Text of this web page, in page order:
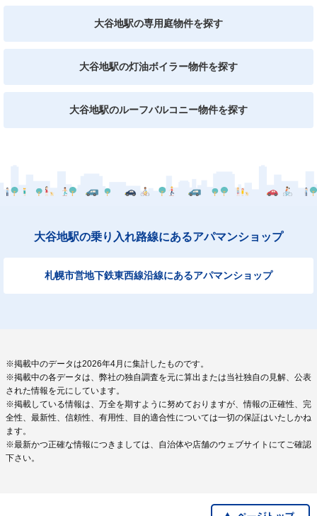
大谷地駅の専用庭物件を探す
大谷地駅の灯油ボイラー物件を探す
大谷地駅のルーフバルコニー物件を探す
大谷地駅の乗り入れ路線にあるアパマンショップ
札幌市営地下鉄東西線沿線にあるアパマンショップ
※掲載中のデータは2026年4月に集計したものです。
※掲載中の各データは、弊社の独自調査を元に算出または当社独自の見解、公表
された情報を元にしています。
※掲載している情報は、万全を期すように努めておりますが、情報の正確性、完
全性、最新性、信頼性、有用性、目的適合性については一切の保証はいたしかね
ます。
※最新かつ正確な情報につきましては、自治体や店舗のウェブサイトにてご確認
下さい。